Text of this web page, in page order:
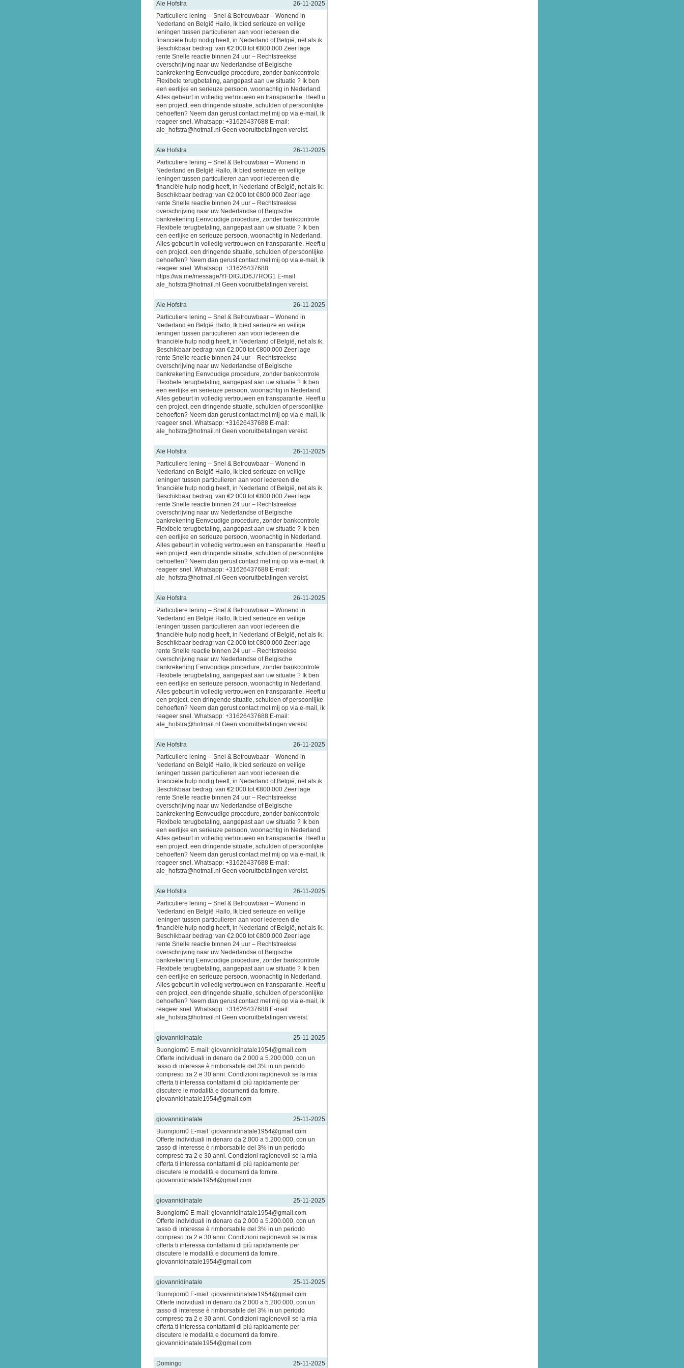
Ale Hofstra
26-11-2025
Particuliere lening – Snel & Betrouwbaar – Wonend in
Nederland en België Hallo, Ik bied serieuze en veilige
leningen tussen particulieren aan voor iedereen die
financiële hulp nodig heeft, in Nederland of België, net als ik.
Beschikbaar bedrag: van €2.000 tot €800.000 Zeer lage
rente Snelle reactie binnen 24 uur – Rechtstreekse
overschrijving naar uw Nederlandse of Belgische
bankrekening Eenvoudige procedure, zonder bankcontrole
Flexibele terugbetaling, aangepast aan uw situatie ? Ik ben
een eerlijke en serieuze persoon, woonachtig in Nederland.
Alles gebeurt in volledig vertrouwen en transparantie. Heeft u
een project, een dringende situatie, schulden of persoonlijke
behoeften? Neem dan gerust contact met mij op via e-mail, ik
reageer snel. Whatsapp: +31626437688 E-mail:
ale_hofstra@hotmail.nl Geen vooruitbetalingen vereist.
Ale Hofstra
26-11-2025
Particuliere lening – Snel & Betrouwbaar – Wonend in
Nederland en België Hallo, Ik bied serieuze en veilige
leningen tussen particulieren aan voor iedereen die
financiële hulp nodig heeft, in Nederland of België, net als ik.
Beschikbaar bedrag: van €2.000 tot €800.000 Zeer lage
rente Snelle reactie binnen 24 uur – Rechtstreekse
overschrijving naar uw Nederlandse of Belgische
bankrekening Eenvoudige procedure, zonder bankcontrole
Flexibele terugbetaling, aangepast aan uw situatie ? Ik ben
een eerlijke en serieuze persoon, woonachtig in Nederland.
Alles gebeurt in volledig vertrouwen en transparantie. Heeft u
een project, een dringende situatie, schulden of persoonlijke
behoeften? Neem dan gerust contact met mij op via e-mail, ik
reageer snel. Whatsapp: +31626437688
https://wa.me/message/YFDIGUD6J7ROG1 E-mail:
ale_hofstra@hotmail.nl Geen vooruitbetalingen vereist.
Ale Hofstra
26-11-2025
Particuliere lening – Snel & Betrouwbaar – Wonend in
Nederland en België Hallo, Ik bied serieuze en veilige
leningen tussen particulieren aan voor iedereen die
financiële hulp nodig heeft, in Nederland of België, net als ik.
Beschikbaar bedrag: van €2.000 tot €800.000 Zeer lage
rente Snelle reactie binnen 24 uur – Rechtstreekse
overschrijving naar uw Nederlandse of Belgische
bankrekening Eenvoudige procedure, zonder bankcontrole
Flexibele terugbetaling, aangepast aan uw situatie ? Ik ben
een eerlijke en serieuze persoon, woonachtig in Nederland.
Alles gebeurt in volledig vertrouwen en transparantie. Heeft u
een project, een dringende situatie, schulden of persoonlijke
behoeften? Neem dan gerust contact met mij op via e-mail, ik
reageer snel. Whatsapp: +31626437688 E-mail:
ale_hofstra@hotmail.nl Geen vooruitbetalingen vereist.
Ale Hofstra
26-11-2025
Particuliere lening – Snel & Betrouwbaar – Wonend in
Nederland en België Hallo, Ik bied serieuze en veilige
leningen tussen particulieren aan voor iedereen die
financiële hulp nodig heeft, in Nederland of België, net als ik.
Beschikbaar bedrag: van €2.000 tot €800.000 Zeer lage
rente Snelle reactie binnen 24 uur – Rechtstreekse
overschrijving naar uw Nederlandse of Belgische
bankrekening Eenvoudige procedure, zonder bankcontrole
Flexibele terugbetaling, aangepast aan uw situatie ? Ik ben
een eerlijke en serieuze persoon, woonachtig in Nederland.
Alles gebeurt in volledig vertrouwen en transparantie. Heeft u
een project, een dringende situatie, schulden of persoonlijke
behoeften? Neem dan gerust contact met mij op via e-mail, ik
reageer snel. Whatsapp: +31626437688 E-mail:
ale_hofstra@hotmail.nl Geen vooruitbetalingen vereist.
Ale Hofstra
26-11-2025
Particuliere lening – Snel & Betrouwbaar – Wonend in
Nederland en België Hallo, Ik bied serieuze en veilige
leningen tussen particulieren aan voor iedereen die
financiële hulp nodig heeft, in Nederland of België, net als ik.
Beschikbaar bedrag: van €2.000 tot €800.000 Zeer lage
rente Snelle reactie binnen 24 uur – Rechtstreekse
overschrijving naar uw Nederlandse of Belgische
bankrekening Eenvoudige procedure, zonder bankcontrole
Flexibele terugbetaling, aangepast aan uw situatie ? Ik ben
een eerlijke en serieuze persoon, woonachtig in Nederland.
Alles gebeurt in volledig vertrouwen en transparantie. Heeft u
een project, een dringende situatie, schulden of persoonlijke
behoeften? Neem dan gerust contact met mij op via e-mail, ik
reageer snel. Whatsapp: +31626437688 E-mail:
ale_hofstra@hotmail.nl Geen vooruitbetalingen vereist.
Ale Hofstra
26-11-2025
Particuliere lening – Snel & Betrouwbaar – Wonend in
Nederland en België Hallo, Ik bied serieuze en veilige
leningen tussen particulieren aan voor iedereen die
financiële hulp nodig heeft, in Nederland of België, net als ik.
Beschikbaar bedrag: van €2.000 tot €800.000 Zeer lage
rente Snelle reactie binnen 24 uur – Rechtstreekse
overschrijving naar uw Nederlandse of Belgische
bankrekening Eenvoudige procedure, zonder bankcontrole
Flexibele terugbetaling, aangepast aan uw situatie ? Ik ben
een eerlijke en serieuze persoon, woonachtig in Nederland.
Alles gebeurt in volledig vertrouwen en transparantie. Heeft u
een project, een dringende situatie, schulden of persoonlijke
behoeften? Neem dan gerust contact met mij op via e-mail, ik
reageer snel. Whatsapp: +31626437688 E-mail:
ale_hofstra@hotmail.nl Geen vooruitbetalingen vereist.
Ale Hofstra
26-11-2025
Particuliere lening – Snel & Betrouwbaar – Wonend in
Nederland en België Hallo, Ik bied serieuze en veilige
leningen tussen particulieren aan voor iedereen die
financiële hulp nodig heeft, in Nederland of België, net als ik.
Beschikbaar bedrag: van €2.000 tot €800.000 Zeer lage
rente Snelle reactie binnen 24 uur – Rechtstreekse
overschrijving naar uw Nederlandse of Belgische
bankrekening Eenvoudige procedure, zonder bankcontrole
Flexibele terugbetaling, aangepast aan uw situatie ? Ik ben
een eerlijke en serieuze persoon, woonachtig in Nederland.
Alles gebeurt in volledig vertrouwen en transparantie. Heeft u
een project, een dringende situatie, schulden of persoonlijke
behoeften? Neem dan gerust contact met mij op via e-mail, ik
reageer snel. Whatsapp: +31626437688 E-mail:
ale_hofstra@hotmail.nl Geen vooruitbetalingen vereist.
giovannidinatale
25-11-2025
Buongiorn0 E-mail: giovannidinatale1954@gmail.com
Offerte individuali in denaro da 2.000 a 5.200.000, con un
tasso di interesse è rimborsabile del 3% in un periodo
compreso tra 2 e 30 anni. Condizioni ragionevoli se la mia
offerta ti interessa contattami di più rapidamente per
discutere le modalità e documenti da fornire.
giovannidinatale1954@gmail.com
giovannidinatale
25-11-2025
Buongiorn0 E-mail: giovannidinatale1954@gmail.com
Offerte individuali in denaro da 2.000 a 5.200.000, con un
tasso di interesse è rimborsabile del 3% in un periodo
compreso tra 2 e 30 anni. Condizioni ragionevoli se la mia
offerta ti interessa contattami di più rapidamente per
discutere le modalità e documenti da fornire.
giovannidinatale1954@gmail.com
giovannidinatale
25-11-2025
Buongiorn0 E-mail: giovannidinatale1954@gmail.com
Offerte individuali in denaro da 2.000 a 5.200.000, con un
tasso di interesse è rimborsabile del 3% in un periodo
compreso tra 2 e 30 anni. Condizioni ragionevoli se la mia
offerta ti interessa contattami di più rapidamente per
discutere le modalità e documenti da fornire.
giovannidinatale1954@gmail.com
giovannidinatale
25-11-2025
Buongiorn0 E-mail: giovannidinatale1954@gmail.com
Offerte individuali in denaro da 2.000 a 5.200.000, con un
tasso di interesse è rimborsabile del 3% in un periodo
compreso tra 2 e 30 anni. Condizioni ragionevoli se la mia
offerta ti interessa contattami di più rapidamente per
discutere le modalità e documenti da fornire.
giovannidinatale1954@gmail.com
Domingo 25-11-2025